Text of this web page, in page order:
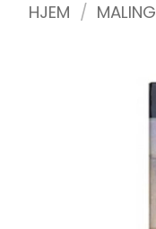
HJEM / MALING